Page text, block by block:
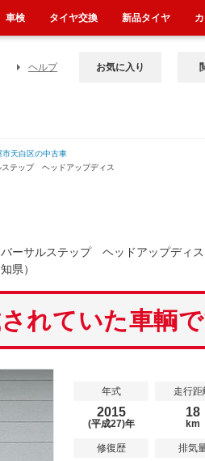
ヘルプ お気に入り
市天白区の中古車
テップ ヘッドアップディス
サルステップ ヘッドアップディ
県）
れていた車輌
年式
2015
(平成27)年
走行距
18
km
修復歴 排気
車検 タイヤ交換 新品タイヤ